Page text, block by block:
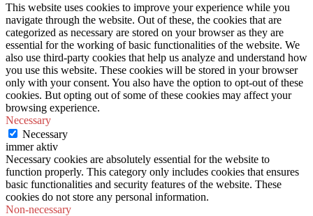
This website uses cookies to improve your experience while you
navigate through the website. Out of these, the cookies that are
categorized as necessary are stored on your browser as they are
essential for the working of basic functionalities of the website. We
also use third-party cookies that help us analyze and understand how
you use this website. These cookies will be stored in your browser
only with your consent. You also have the option to opt-out of these
cookies. But opting out of some of these cookies may affect your
browsing experience.
Necessary
Necessary
immer aktiv
Necessary cookies are absolutely essential for the website to
function properly. This category only includes cookies that ensures
basic functionalities and security features of the website. These
cookies do not store any personal information.
Non-necessary